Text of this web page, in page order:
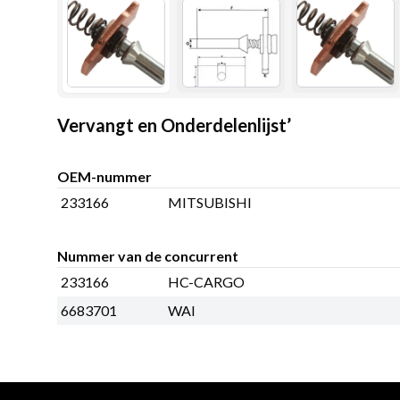
Vervangt en Onderdelenlijst’
OEM-nummer
233166
MITSUBISHI
Nummer van de concurrent
233166
HC-CARGO
6683701
WAI